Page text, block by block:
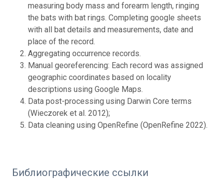
measuring body mass and forearm length, ringing
the bats with bat rings. Completing google sheets
with all bat details and measurements, date and
place of the record.
Aggregating occurrence records.
Manual georeferencing: Each record was assigned
geographic coordinates based on locality
descriptions using Google Maps.
Data post-processing using Darwin Core terms
(Wieczorek et al. 2012);
Data cleaning using OpenRefine (OpenRefine 2022).
Библиографические ссылки